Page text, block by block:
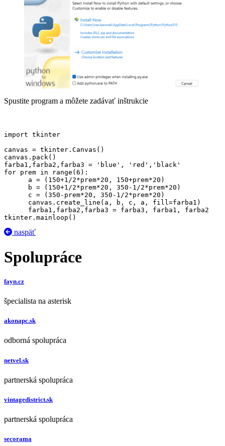
Spustite program a môžete zadávať inštrukcie
import tkinter
canvas = tkinter.Canvas()
canvas.pack()
farba1,farba2,farba3 = 'blue', 'red','black'
for prem in range(6):
tkinter.mainloop()
naspäť
Spolupráce
fayn.cz
špecialista na asterisk
akonapc.sk
odborná spolupráca
netvel.sk
partnerská spolupráca
vintagedistrict.sk
partnerská spolupráca
secorama